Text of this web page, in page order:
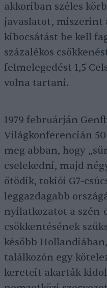
akkoriban széles
javaslatot, miszerint
kibocsátást be kell
százalékos
felmelegedést 1,5
volna tartani.
1979 februárján
Világkonferencián
meg abban, hogy
cselekedni, majd
ötödik, tokiói G7-
leggazdagabb
nyilatkozatot a
csökkentésének
később
találkozón egy
kereteit akarták